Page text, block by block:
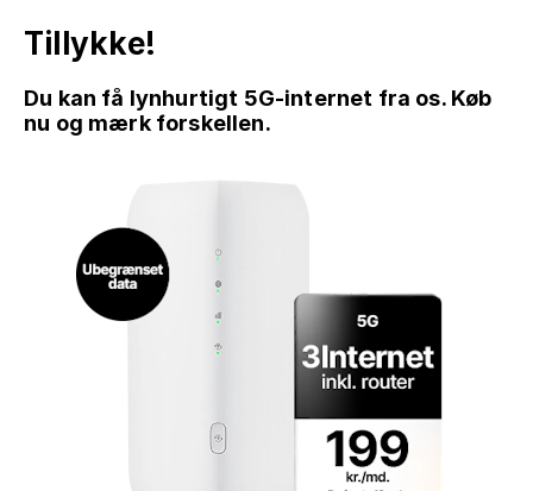
Tillykke!
Du kan få lynhurtigt 5G-internet fra os. Køb
nu og mærk forskellen.